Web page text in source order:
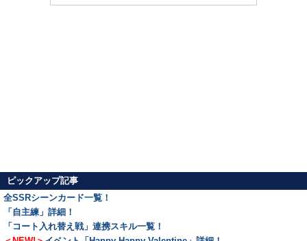
ピックアップ記事
全SSRシーンカード一覧！
「自主練」詳細！
「コート入れ替え戦」連携スキル一覧！